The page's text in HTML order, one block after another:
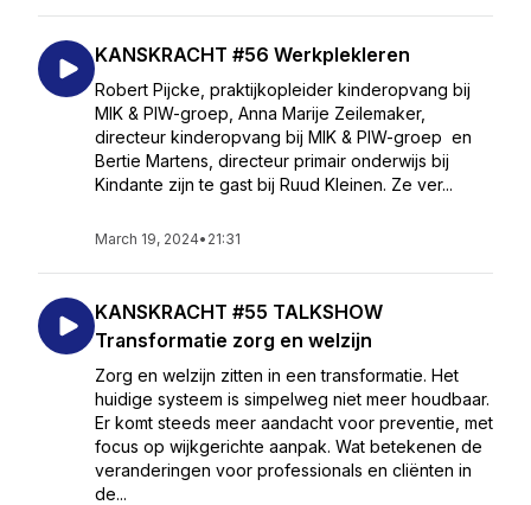
KANSKRACHT #56 Werkplekleren
Robert Pijcke, praktijkopleider kinderopvang bij
MIK & PIW-groep, Anna Marije Zeilemaker,
directeur kinderopvang bij MIK & PIW-groep en
Bertie Martens, directeur primair onderwijs bij
Kindante zijn te gast bij Ruud Kleinen. Ze ver...
March 19, 2024• 21:31
KANSKRACHT #55 TALKSHOW
Transformatie zorg en welzijn
Zorg en welzijn zitten in een transformatie. Het
huidige systeem is simpelweg niet meer houdbaar.
Er komt steeds meer aandacht voor preventie, met
focus op wijkgerichte aanpak. Wat betekenen de
veranderingen voor professionals en cliënten in
de...